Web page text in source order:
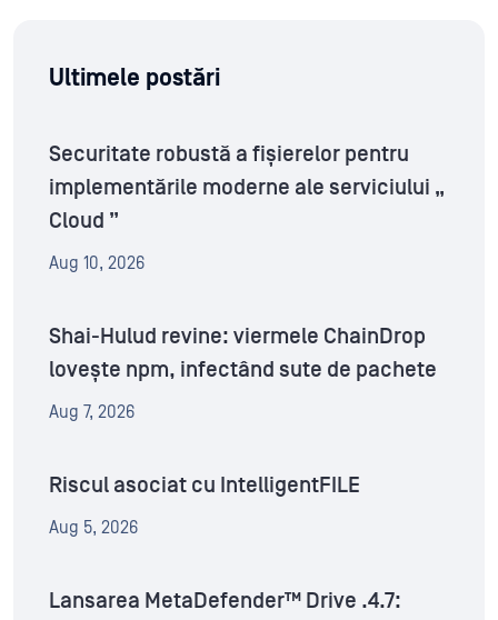
Ultimele postări
Securitate robustă a fișierelor pentru
implementările moderne ale serviciului „
Cloud ”
Aug 10, 2026
Shai-Hulud revine: viermele ChainDrop
lovește npm, infectând sute de pachete
Aug 7, 2026
Riscul asociat cu IntelligentFILE
Aug 5, 2026
Lansarea MetaDefender™ Drive .4.7: